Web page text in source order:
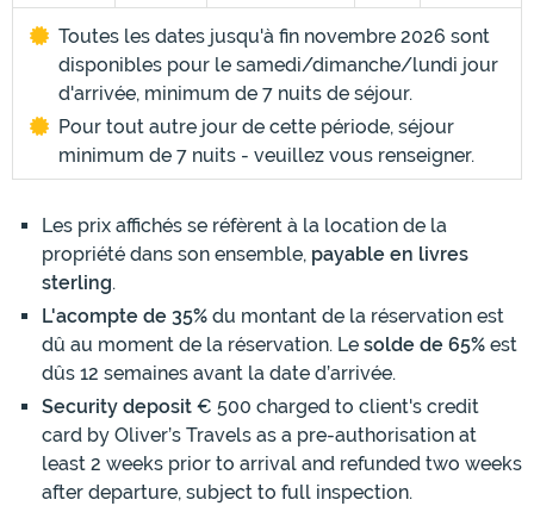
Toutes les dates jusqu'à fin novembre 2026 sont
disponibles pour le samedi/dimanche/lundi jour
d'arrivée, minimum de 7 nuits de séjour.
Pour tout autre jour de cette période, séjour
minimum de 7 nuits - veuillez vous renseigner.
Les prix affichés se réfèrent à la location de la
propriété dans son ensemble, payable en livres
sterling.
L'acompte de 35% du montant de la réservation est
dû au moment de la réservation. Le solde de 65% est
dûs 12 semaines avant la date d’arrivée.
Security deposit € 500 charged to client's credit
card by Oliver’s Travels as a pre-authorisation at
least 2 weeks prior to arrival and refunded two weeks
after departure, subject to full inspection.